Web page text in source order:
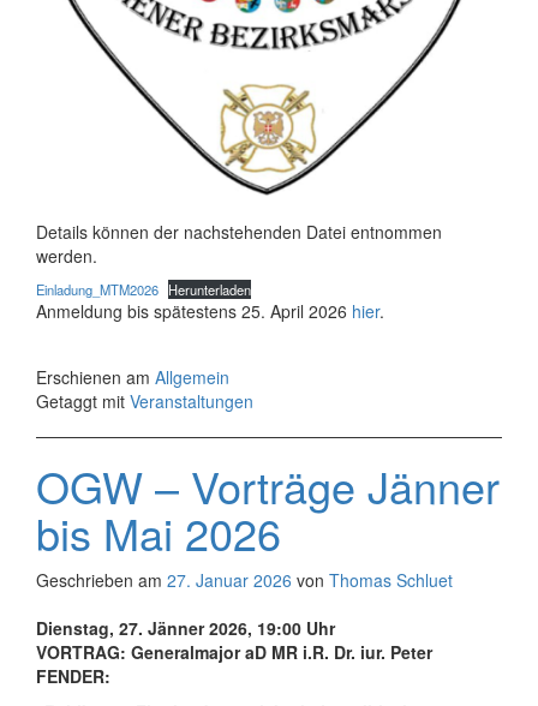
Details können der nachstehenden Datei entnommen
werden.
Einladung_MTM2026 Herunterladen
Anmeldung bis spätestens 25. April 2026 hier.
Erschienen am Allgemein
Getaggt mit Veranstaltungen
OGW – Vorträge Jänner
bis Mai 2026
Geschrieben am 27. Januar 2026 von Thomas Schluet
Dienstag, 27. Jänner 2026, 19:00 Uhr
VORTRAG: Generalmajor aD MR i.R. Dr. iur. Peter
FENDER: